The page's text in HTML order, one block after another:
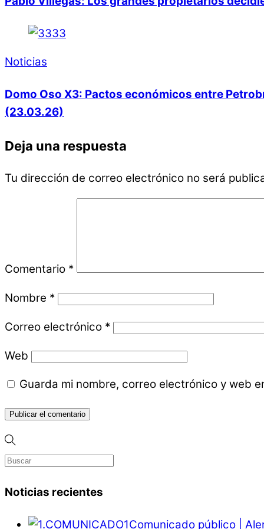
Noticias
Domo Oso X3: Pactos económicos entre
(23.03.26)
Deja una respuesta
Tu dirección de correo electrónico no será
Comentario *
Nombre *
Correo electrónico *
Web
Guarda mi nombre, correo electrónico y web
Noticias recientes
Comunicado público |